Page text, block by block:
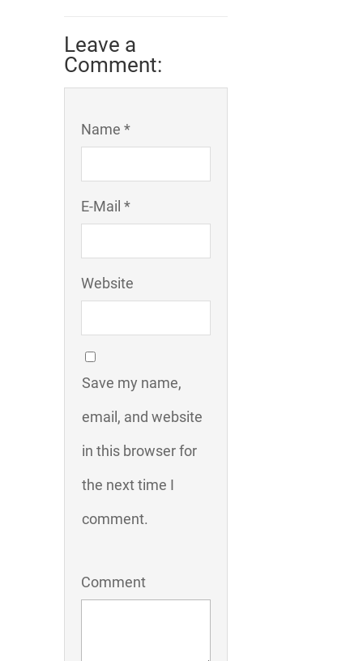
Leave a
Comment:
Name *
E-Mail *
Website
Save my name,
email, and website
in this browser for
the next time I
comment.
Comment